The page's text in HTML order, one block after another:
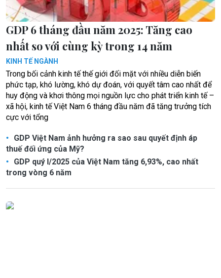
GDP 6 tháng đầu năm 2025: Tăng cao
nhất so với cùng kỳ trong 14 năm
KINH TẾ NGÀNH
Trong bối cảnh kinh tế thế giới đối mặt với nhiều diễn biến
phức tạp, khó lường, khó dự đoán, với quyết tâm cao nhất để
huy động và khơi thông mọi nguồn lực cho phát triển kinh tế –
xã hội, kinh tế Việt Nam 6 tháng đầu năm đã tăng trưởng tích
cực với tổng
GDP Việt Nam ảnh hưởng ra sao sau quyết định áp
thuế đối ứng của Mỹ?
GDP quý I/2025 của Việt Nam tăng 6,93%, cao nhất
trong vòng 6 năm